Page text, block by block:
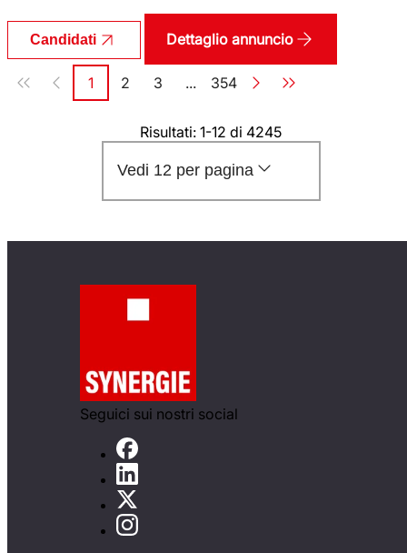
Candidati Dettaglio annuncio
Paginazione
Pagina
1 Pagina
2 Pagina
3 ... Pagina
354
Risultati: 1-12 di 4245
Vedi 12 per pagina
Seguici sui nostri social